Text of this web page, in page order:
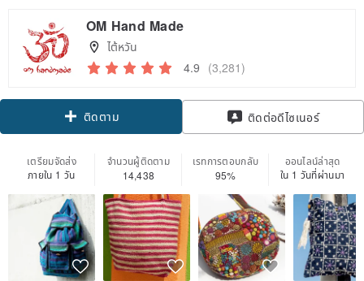
OM Hand Made
ไต้หวัน
4.9 (3,281)
ติดตาม ติดต่อดีไซเนอร์
เตรียมจัดส่ง
ภายใน 1 วัน
จำนวนผู้ติดตาม
14,438
เรทการตอบกลับ
95%
ออนไลน์ล่าสุด
ใน 1 วันที่ผ่านมา